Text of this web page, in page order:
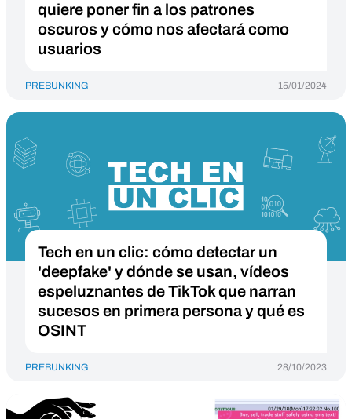
quiere poner fin a los patrones
oscuros y cómo nos afectará como
usuarios
PREBUNKING 15/01/2024
Tech en un clic: cómo detectar un
'deepfake' y dónde se usan, vídeos
espeluznantes de TikTok que narran
sucesos en primera persona y qué es
OSINT
PREBUNKING 28/10/2023